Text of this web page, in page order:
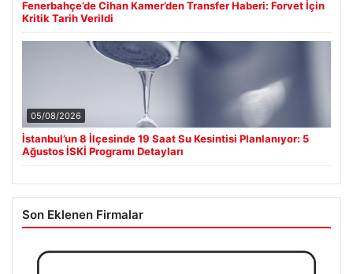
İstanbul’un 8 İlçesinde 19 Saat Su Kesintisi Planlanıyor: 5
Ağustos İSKİ Programı Detayları
Son Eklenen Firmalar